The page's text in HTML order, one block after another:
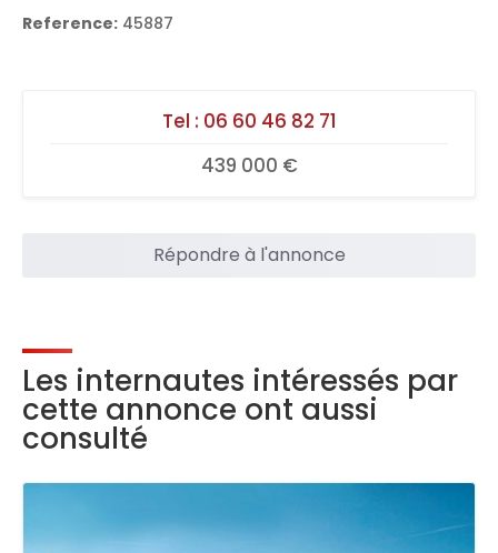
Reference: 45887
Tel : 06 60 46 82 71
439 000 €
Répondre à l'annonce
Les internautes intéressés par
cette annonce ont aussi
consulté